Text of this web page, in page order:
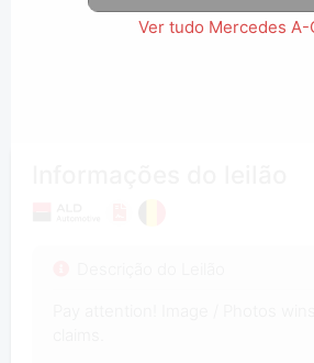
Ver tudo Mercedes A-